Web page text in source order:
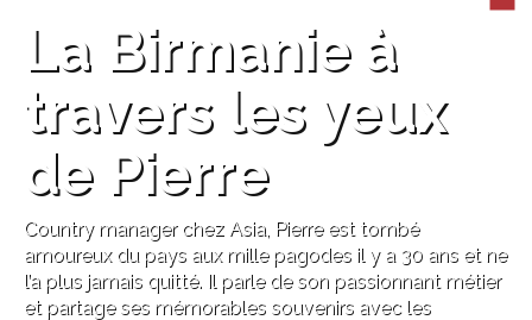
La Birmanie à
travers les yeux
de Pierre
Country manager chez Asia, Pierre est tombé
amoureux du pays aux mille pagodes il y a 30 ans et ne
l’a plus jamais quitté. Il parle de son passionnant métier
et partage ses mémorables souvenirs avec les